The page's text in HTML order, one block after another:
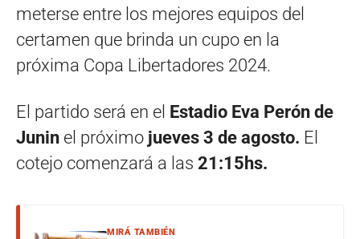
meterse entre los mejores equipos del
certamen que brinda un cupo en la
próxima Copa Libertadores 2024.
El partido será en el Estadio Eva Perón de
Junin el próximo jueves 3 de agosto. El
cotejo comenzará a las 21:15hs.
MIRÁ TAMBIÉN